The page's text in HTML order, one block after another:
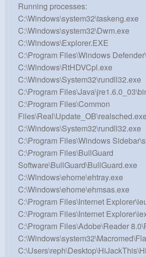
Running processes:
C:\Windows\system32\taskeng.exe
C:\Windows\system32\Dwm.exe
C:\Windows\Explorer.EXE
C:\Program Files\Windows
C:\Windows\RtHDVCpl.exe
C:\Windows\System32\rundll32.exe
C:\Program
C:\Program Files\Common
Files\Real\Update_OB\realsched.exe
C:\Windows\System32\rundll32.exe
C:\Program Files\Windows
C:\Program Files\BullGuard
Software\BullGuard\BullGuard.exe
C:\Windows\ehome\ehtray.exe
C:\Windows\ehome\ehmsas.exe
C:\Program Files\Internet
C:\Program Files\Internet
C:\Program Files\Adobe\Reader